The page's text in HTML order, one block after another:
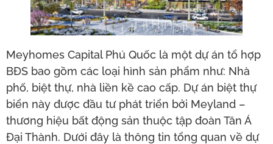
Meyhomes Capital Phú Quốc là một dự án tổ hợp
BĐS bao gồm các loại hình sản phẩm như: Nhà
phố, biệt thự, nhà liền kề cao cấp. Dự án biệt thự
biển này được đầu tư phát triển bởi Meyland –
thương hiệu bất động sản thuộc tập đoàn Tân Á
Đại Thành. Dưới đây là thông tin tổng quan về dự